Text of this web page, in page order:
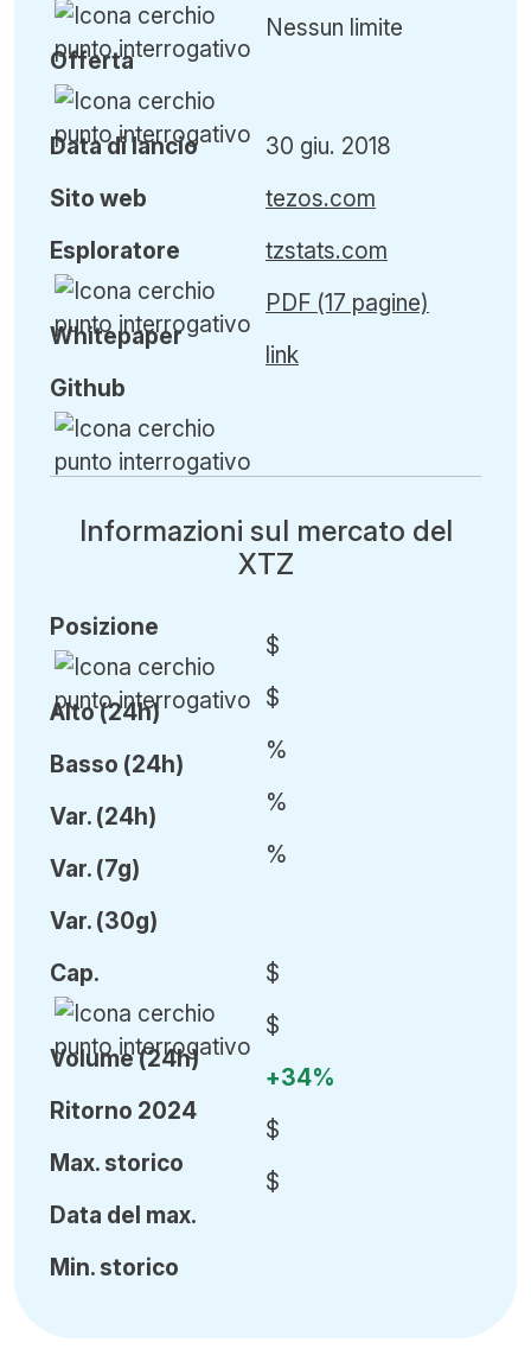
Offerta
Nessun limite
Data di lancio
Sito web
Esploratore
Whitepaper
Github
30 giu. 2018
tezos.com
tzstats.com
PDF (17 pagine)
link
Informazioni sul mercato del
XTZ
Posizione
Alto (24h)
Basso (24h)
Var. (24h)
Var. (7g)
Var. (30g)
$
$
%
%
%
Cap.
Volume (24h)
Ritorno 2024
Max. storico
Data del max.
Min. storico
$
$
+34%
$
$